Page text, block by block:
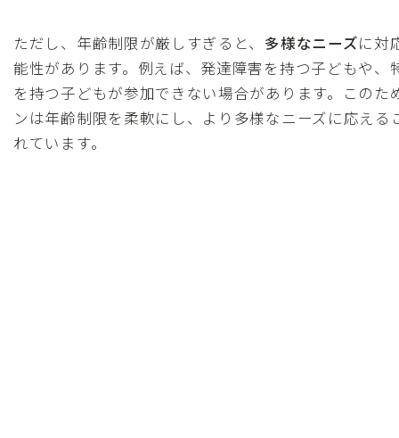
ただし、年齢制限が厳しすぎると、 多様なニーズに対
能性があります。例えば、発達障害を持つ子どもや、
を持つ子どもが参加できない場合があります。このた
ンは年齢制限を柔軟にし、より多様なニーズに応える
れています。